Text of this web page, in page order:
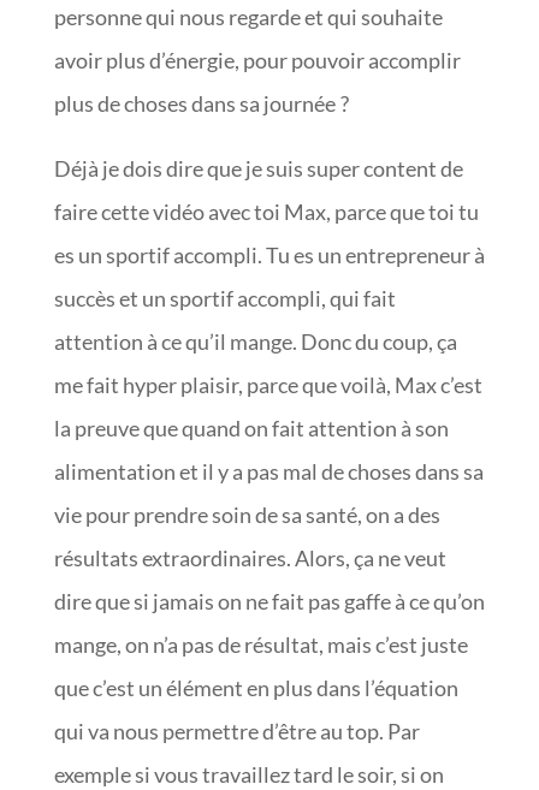
personne qui nous regarde et qui souhaite
avoir plus d’énergie, pour pouvoir accomplir
plus de choses dans sa journée ?
Déjà je dois dire que je suis super content de
faire cette vidéo avec toi Max, parce que toi tu
es un sportif accompli. Tu es un entrepreneur à
succès et un sportif accompli, qui fait
attention à ce qu’il mange. Donc du coup, ça
me fait hyper plaisir, parce que voilà, Max c’est
la preuve que quand on fait attention à son
alimentation et il y a pas mal de choses dans sa
vie pour prendre soin de sa santé, on a des
résultats extraordinaires. Alors, ça ne veut
dire que si jamais on ne fait pas gaffe à ce qu’on
mange, on n’a pas de résultat, mais c’est juste
que c’est un élément en plus dans l’équation
qui va nous permettre d’être au top. Par
exemple si vous travaillez tard le soir, si on